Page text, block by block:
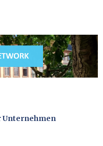
Unternehmen